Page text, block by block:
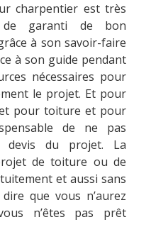
charpentier est très
de garanti de bon
à son savoir-faire
à son guide pendant
nécessaires pour
le projet. Et pour
pour toiture et pour
de ne pas
devis du projet. La
de toiture ou de
et aussi sans
que vous n’aurez
n’êtes pas prêt